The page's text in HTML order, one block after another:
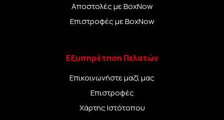
Αποστολές με BoxNow
Επιστροφές με BoxNow
Εξυπηρέτηση Πελατών
Επικοινωνήστε μαζί μας
Επιστροφές
Χάρτης Ιστότοπου